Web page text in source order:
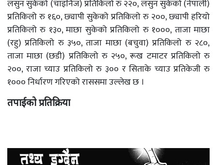
लसुन सुकेको (चाइनिज) प्रतिकिलो रु २२०, लसुन सुकेको (नेपाली)
प्रतिकिलो रु १६०, छ्यापी सुकेको प्रतिकिलो रु २००, छ्यापी हरियो
प्रतिकिलो रु १३०, माछा सुकेको प्रतिकिलो रु १०००, ताजा माछा
(रहु) प्रतिकिलो रु ३५०, ताजा माछा (बचुवा) प्रतिकिलो रु २८०,
ताजा माछा (छडी) प्रतिकिलो रु २५०, रूख टमाटर प्रतिकिलो रु
२००, राजा च्याउ प्रतिकिलो रु ३०० र सिताके च्याउ प्रतिकेजी रु
१००० निर्धारण गरिएको राससमा उल्लेख छ ।
तपाईको प्रतिक्रिया